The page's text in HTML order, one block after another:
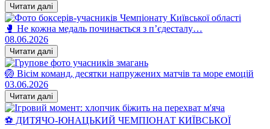
Читати далі
🥊 Не кожна медаль починається з п’єдесталу…
08.06.2026
Читати далі
🏐 Вісім команд, десятки напружених матчів та море емоцій
03.06.2026
Читати далі
⚽️ ДИТЯЧО-ЮНАЦЬКИЙ ЧЕМПІОНАТ КИЇВСЬКОЇ